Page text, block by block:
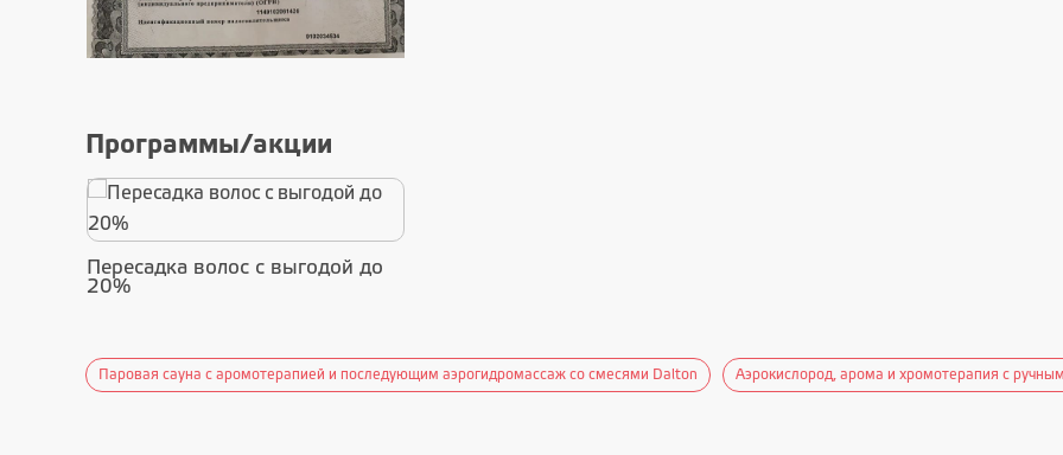
Программы/акции
Пересадка волос с выгодой до
20%
Паровая сауна с аромотерапией и последующим аэрогидромассаж со смесями Dalton Аэрокислород, арома и хромотерапия с